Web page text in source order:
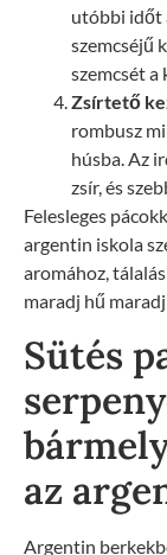
utóbbi időt
szemcséjű
szemcsét
Zsírtető
rombusz
húsba. Az
zsír, és
Felesleges
argentin iskola
aromához,
maradj hű
Sütés
az
Argentin